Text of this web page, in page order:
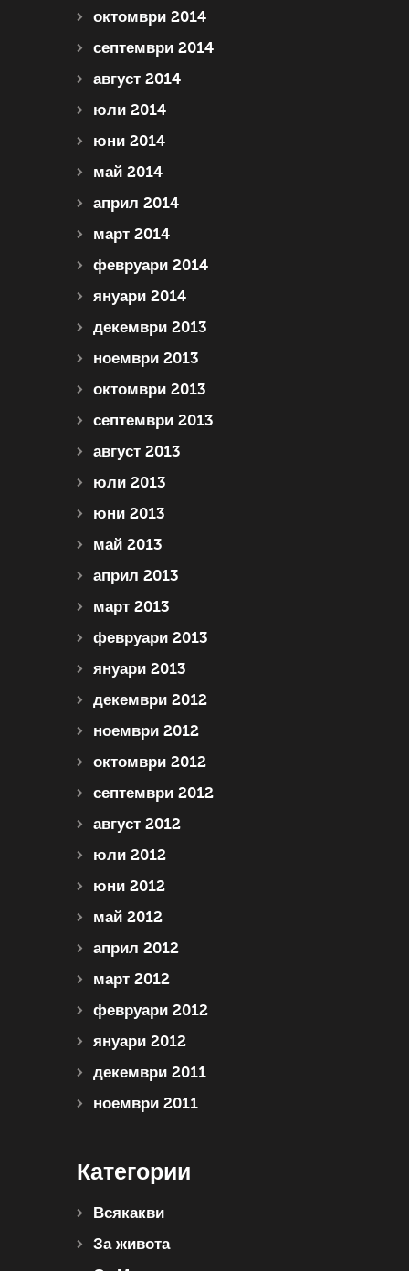
октомври 2014
септември 2014
август 2014
юли 2014
юни 2014
май 2014
април 2014
март 2014
февруари 2014
януари 2014
декември 2013
ноември 2013
октомври 2013
септември 2013
август 2013
юли 2013
юни 2013
май 2013
април 2013
март 2013
февруари 2013
януари 2013
декември 2012
ноември 2012
октомври 2012
септември 2012
август 2012
юли 2012
юни 2012
май 2012
април 2012
март 2012
февруари 2012
януари 2012
декември 2011
ноември 2011
Категории
Всякакви
За живота